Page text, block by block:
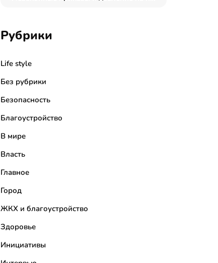
Рубрики
Life style
Без рубрики
Безопасность
Благоустройство
В мире
Власть
Главное
Город
ЖКХ и благоустройство
Здоровье
Инициативы